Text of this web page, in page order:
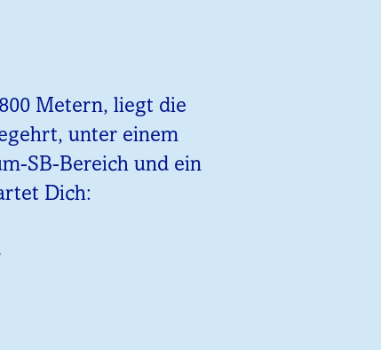
Metern, liegt die
unter einem
SB-Bereich und ein
Dich: